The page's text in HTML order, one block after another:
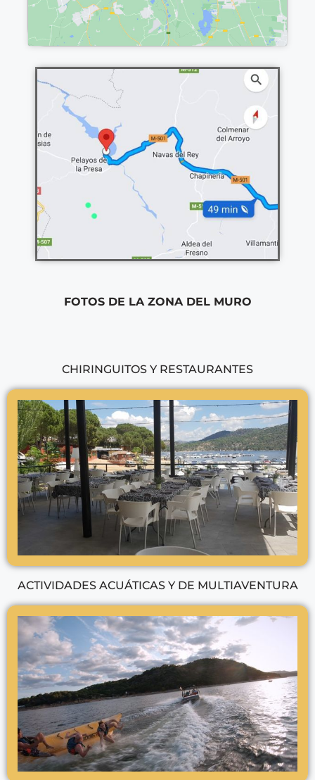
FOTOS DE LA ZONA DEL MURO
CHIRINGUITOS Y RESTAURANTES
ACTIVIDADES ACUÁTICAS Y DE MULTIAVENTURA